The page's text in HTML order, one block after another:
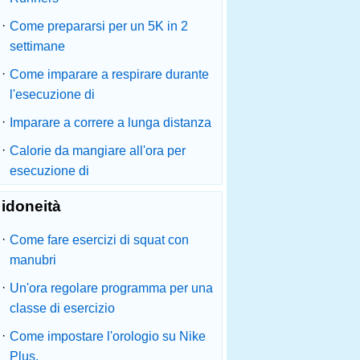
· Come prepararsi per un 5K in 2
settimane
· Come imparare a respirare durante
l'esecuzione di
·
Imparare a correre a lunga distanza
· Calorie da mangiare all'ora per
esecuzione di
idoneità
· Come fare esercizi di squat con
manubri
· Un'ora regolare programma per una
classe di esercizio
· Come impostare l'orologio su Nike
Plus.